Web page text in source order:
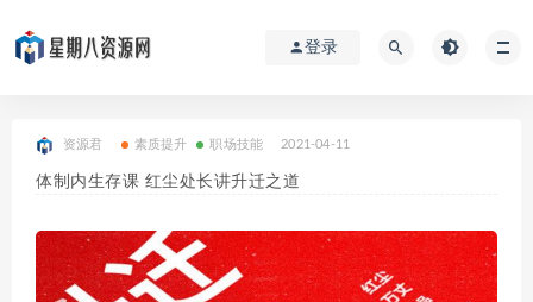
登录
资源君 素质提升 职场技能 2021-04-11
体制内生存课 红尘处长讲升迁之道